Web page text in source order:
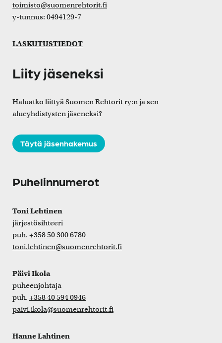
toimisto@suomenrehtorit.fi
y-tunnus: 0494129-7
LASKUTUSTIEDOT
Liity jäseneksi
Haluatko liittyä Suomen Rehtorit ry:n ja sen
alueyhdistysten jäseneksi?
Täytä jäsenhakemus
Puhelinnumerot
Toni Lehtinen
järjestösihteeri
puh. +358 50 300 6780
toni.lehtinen@suomenrehtorit.fi
Päivi Ikola
puheenjohtaja
puh. +358 40 594 0946
paivi.ikola@suomenrehtorit.fi
Hanne Lahtinen